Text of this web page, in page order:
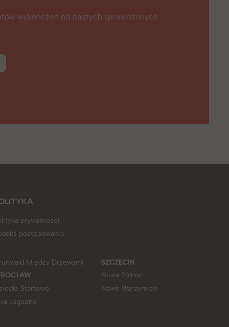
wykończeń od naszych sprawdzonych
prywatności
postępowania
Między Drzewami
Startowe
Jagodno
SZCZECIN
Nowa Północ
Nowe Warzymice